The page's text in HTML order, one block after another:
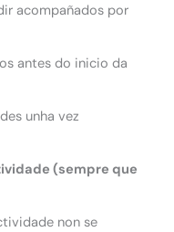
acompañados por
antes do inicio da
unha vez
(sempre que
non se